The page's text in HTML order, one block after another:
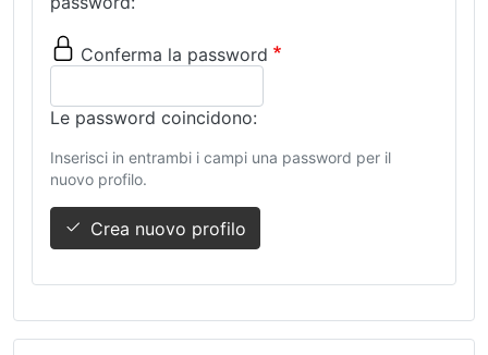
Conferma la password
Le password coincidono:
Inserisci in entrambi i campi una password per il
nuovo profilo.
Crea nuovo profilo